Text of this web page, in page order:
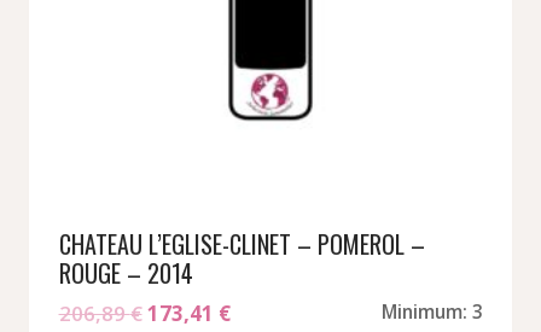
CHATEAU L’EGLISE-CLINET – POMEROL –
ROUGE – 2014
206,89€Le
173,41 €Le
Minimum: 3